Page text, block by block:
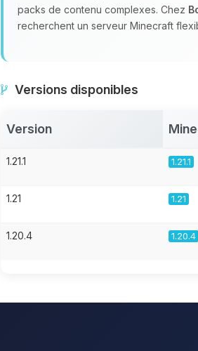
packs de contenu complexes. Chez
recherchent un serveur Minecraft
Versions disponibles
Version
1.21.1 1.21.1
1.21 1.21
1.20.4 1.20.4